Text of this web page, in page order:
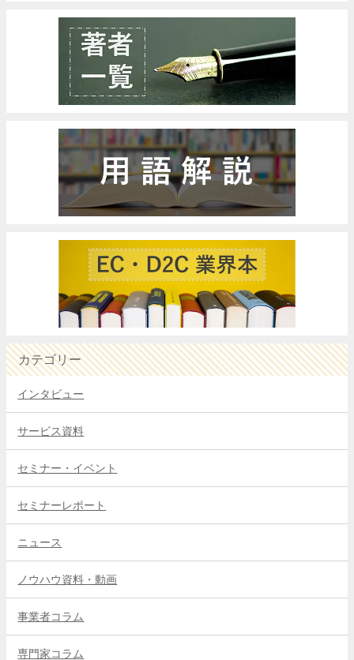
カテゴリー
インタビュー
サービス資料
セミナー・イベント
セミナーレポート
ニュース
ノウハウ資料・動画
事業者コラム
専門家コラム